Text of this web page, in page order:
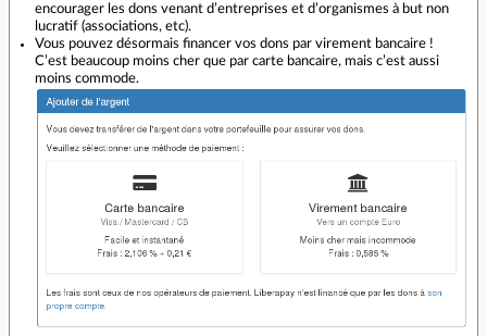
encourager les dons venant d’entreprises et d’organismes à but non
lucratif (associations, etc).
Vous pouvez désormais financer vos dons par virement bancaire !
C’est beaucoup moins cher que par carte bancaire, mais c’est aussi
moins commode.